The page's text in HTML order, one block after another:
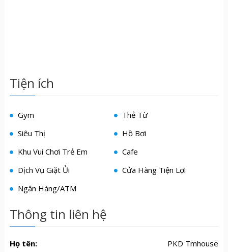
Tiện ích
Gym
Thẻ Từ
Siêu Thị
Hồ Bơi
Khu Vui Chơi Trẻ Em
Cafe
Dịch Vụ Giặt Ủi
Cửa Hàng Tiện Lợi
Ngân Hàng/ATM
Thông tin liên hệ
Họ tên:
PKD Tmhouse